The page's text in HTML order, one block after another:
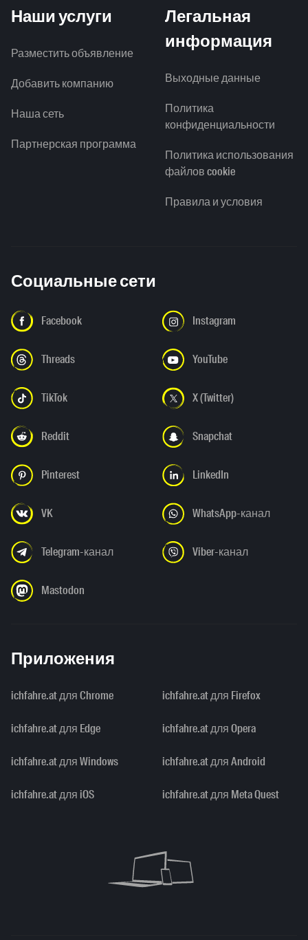
Наши услуги
Разместить объявление
Добавить компанию
Наша сеть
Партнерская программа
Легальная
информация
Выходные данные
Политика
конфиденциальности
Политика использования
файлов cookie
Правила и условия
Социальные сети
Facebook Instagram
Threads YouTube
TikTok X (Twitter)
Reddit Snapchat
Pinterest LinkedIn
VK WhatsApp-канал
Telegram-канал Viber-канал
Mastodon
Приложения
ichfahre.at для Chrome ichfahre.at для Firefox
ichfahre.at для Edge ichfahre.at для Opera
ichfahre.at для Windows ichfahre.at для Android
ichfahre.at для iOS ichfahre.at для Meta Quest